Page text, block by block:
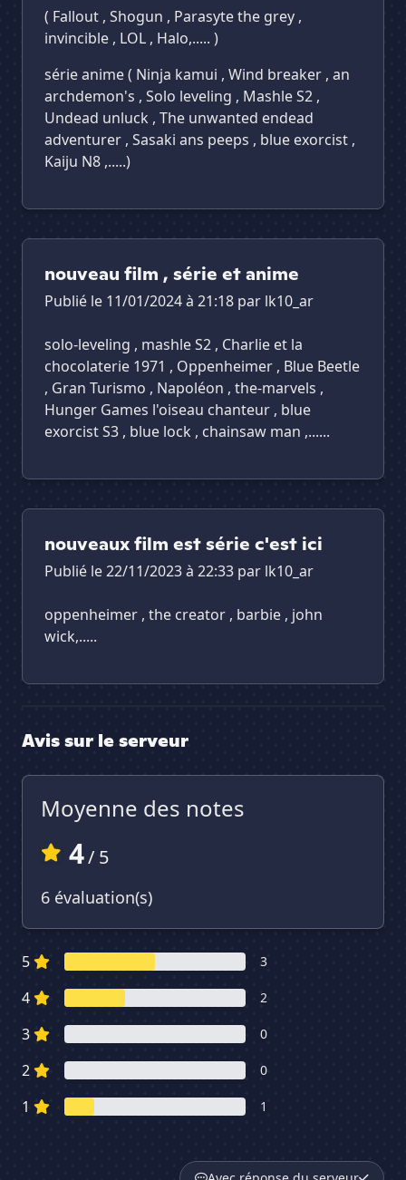
( Fallout , Shogun , Parasyte the grey ,
invincible , LOL , Halo,..... )
série anime ( Ninja kamui , Wind breaker , an
archdemon's , Solo leveling , Mashle S2 ,
Undead unluck , The unwanted endead
adventurer , Sasaki ans peeps , blue exorcist ,
Kaiju N8 ,.....)
nouveau film , série et anime
Publié le 11/01/2024 à 21:18 par lk10_ar
⁠solo-leveling , mashle S2 , Charlie et la
chocolaterie 1971 , Oppenheimer , Blue Beetle
, Gran Turismo , Napoléon , the-marvels ,
Hunger Games l'oiseau chanteur , blue
exorcist S3 , blue lock , chainsaw man ,......
nouveaux film est série c'est ici
Publié le 22/11/2023 à 22:33 par lk10_ar
oppenheimer , the creator , barbie , john
wick,.....
Avis sur le serveur
Moyenne des notes
4/ 5
6 évaluation(s)
5 3
4 2
3 0
2 0
1 1